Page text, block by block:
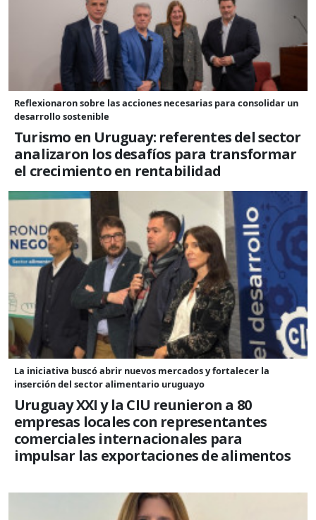
Reflexionaron sobre las acciones necesarias para consolidar un
desarrollo sostenible
Turismo en Uruguay: referentes del sector
analizaron los desafíos para transformar
el crecimiento en rentabilidad
La iniciativa buscó abrir nuevos mercados y fortalecer la
inserción del sector alimentario uruguayo
Uruguay XXI y la CIU reunieron a 80
empresas locales con representantes
comerciales internacionales para
impulsar las exportaciones de alimentos